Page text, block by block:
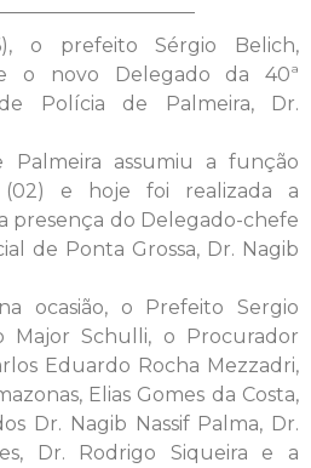
o prefeito Sérgio Belich,
o novo Delegado da 40ª
Polícia de Palmeira, Dr.
assumiu a função
(02) e hoje foi realizada a
presença do Delegado-chefe
de Ponta Grossa, Dr. Nagib
ocasião, o Prefeito Sergio
Major Schulli, o Procurador
Eduardo Rocha Mezzadri,
Elias Gomes da Costa,
Dr. Nagib Nassif Palma, Dr.
Dr. Rodrigo Siqueira e a